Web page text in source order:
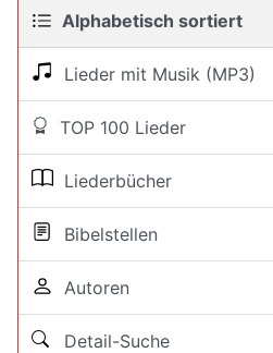
Alphabetisch sortiert
Lieder mit Musik (MP3)
TOP 100 Lieder
Liederbücher
Bibelstellen
Autoren
Detail-Suche